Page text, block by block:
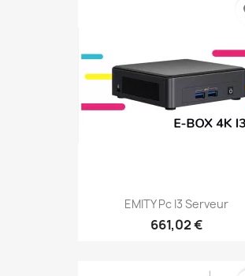
EMITY Pc I3 Serveur
661,02 €